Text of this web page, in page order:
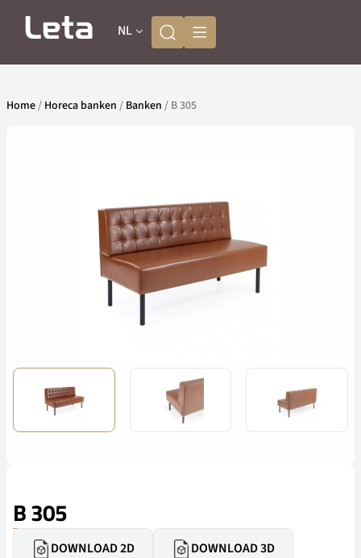
NL
Home/ Horeca banken / Banken / B 305
B 305
DOWNLOAD 2D DOWNLOAD 3D